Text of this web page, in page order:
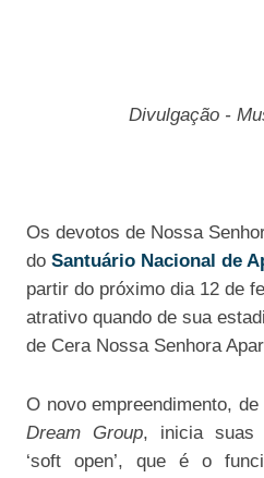
Divulgação -
Os devotos de Nossa
do Santuário Nacional de
partir do próximo dia 12 de
atrativo quando de sua
de Cera Nossa Senhora
O novo empreendimento,
Dream Group, inicia suas
‘soft open’, que é o